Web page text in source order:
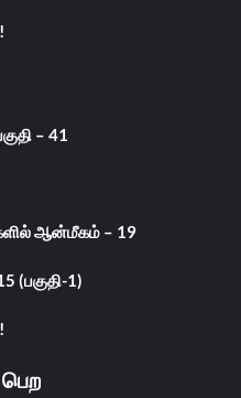
– 41
ஆன்மீகம் – 19
(பகுதி-1)